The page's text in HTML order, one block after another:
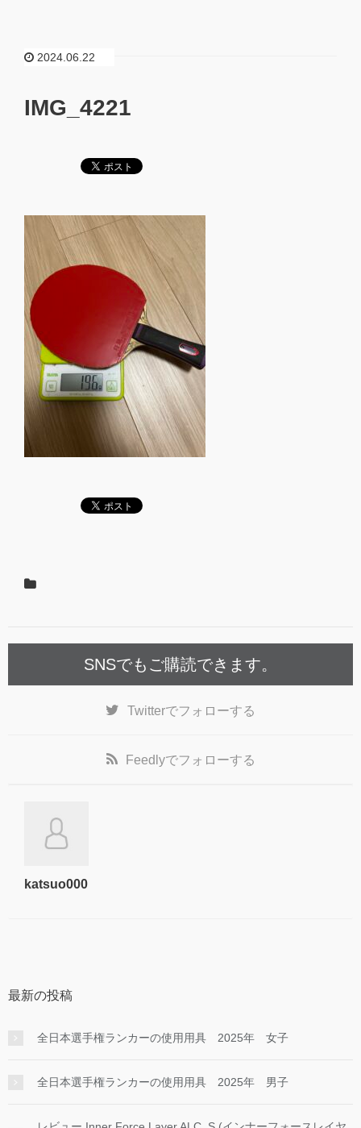
2024.06.22
IMG_4221
SNSでもご購読できます。
Twitterでフォローする
Feedlyでフォローする
katsuo000
最新の投稿
全日本選手権ランカーの使用用具 2025年 女子
全日本選手権ランカーの使用用具 2025年 男子